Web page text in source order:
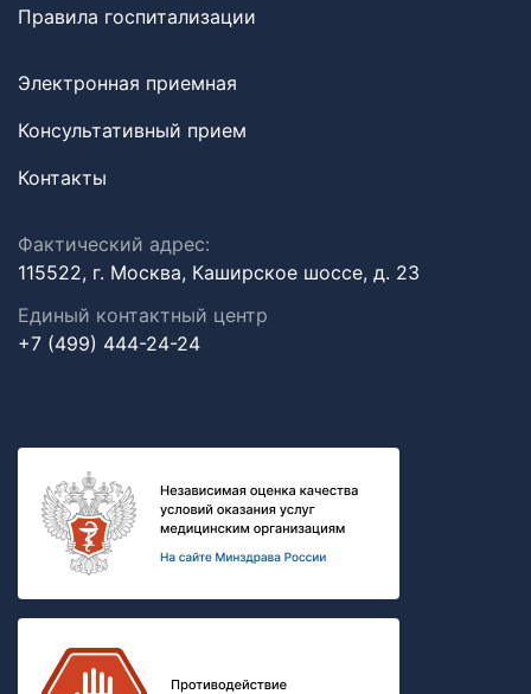
Правила госпитализации
Электронная приемная
Консультативный прием
Контакты
Фактический адрес:
115522, г. Москва, Каширское шоссе, д. 23
Единый контактный центр
+7 (499) 444-24-24